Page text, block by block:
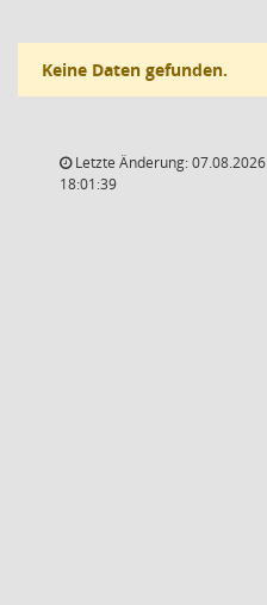
Keine Daten gefunden.
Letzte Änderung: 07.08.2026
18:01:39